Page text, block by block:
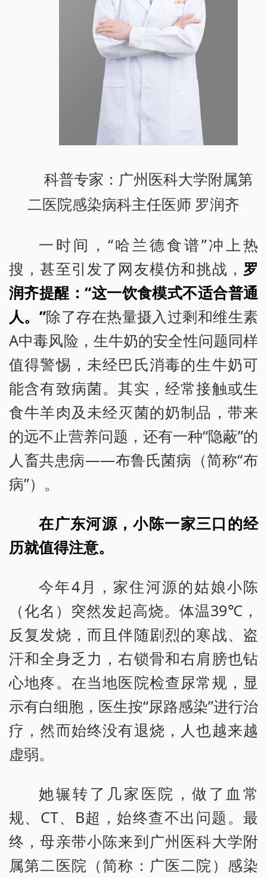
科普专家：广州医科大学附属第
二医院感染病科主任医师 罗润齐
一时间，“哈兰德食谱”冲上热
搜，甚至引发了网友模仿和挑战， 罗
润齐提醒：“这一饮食模式不适合普通
人。”除了存在热量摄入过剩和维生素
A中毒风险，生牛奶的安全性问题同样
值得警惕，未经巴氏消毒的生牛奶可
能含有致病菌。其实，经常接触或生
食牛羊肉及未经灭菌的奶制品，带来
的远不止营养问题，还有一种“隐蔽”的
人畜共患病——布鲁氏菌病（简称“布
病”）。
在广东河源，小陈一家三口的经
历就值得注意。
今年4月，家住河源的姑娘小陈
（化名）突然发起高烧。体温39℃，
反复发烧，而且伴随剧烈的寒战、盗
汗和全身乏力，右锁骨和右肩膀也钻
心地疼。在当地医院检查尿常规，显
示有白细胞，医生按“尿路感染”进行治
疗，然而始终没有退烧，人也越来越
虚弱。
她辗转了几家医院，做了血常
规、CT、B超，始终查不出问题。最
终，母亲带小陈来到广州医科大学附
属第二医院（简称：广医二院）感染